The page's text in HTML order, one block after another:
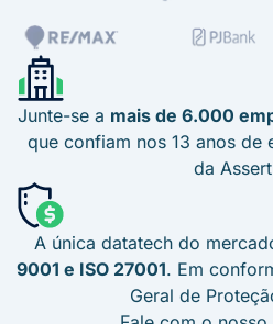
Junte-se a mais de 6.000
que confiam nos 13 anos de
da
A única datatech do
9001 e ISO 27001. Em
Geral de